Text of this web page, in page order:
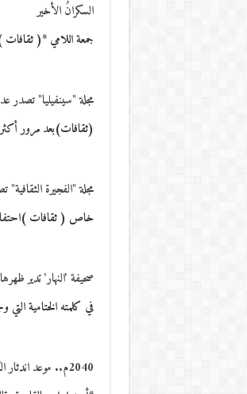
السكرانُ الأخير
جمعة اللامي *( ثقافات
مجلة "سينفيليا" تصدر
(ثقافات)بعد مرور
مجلة "الفجيرة
خاص ( ثقافات )احتفاء
صحيفة 'النهار' تدير
في كلمته الختامية
2040م.. موعد اندثار الكتاب الورقي